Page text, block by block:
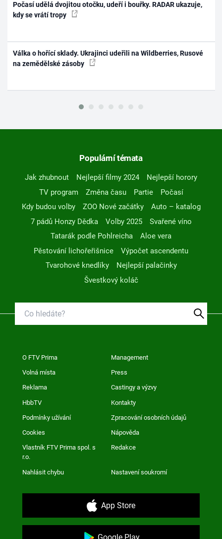
Počasí udělá dvojitou otočku, udeří i bouřky. RADAR ukazuje,
kdy se vrátí tropy
Válka o hořící sklady. Ukrajinci udeřili na Wildberries, Rusové
na zemědělské zásoby
Populární témata
Jak zhubnout Nejlepší filmy 2024
Nejlepší horory
TV program
Změna času Partie
Počasí
Kdy budou volby
ZOO Nové začátky
Auto – katalog
7 pádů Honzy Dědka
Volby 2025
Svařené víno
Tatarák podle Pohlreicha
Aloe vera
Pěstování lichořeřišnice
Výpočet ascendentu
Tvarohové knedlíky
Nejlepší palačinky
Švestkový koláč
O FTV Prima Management
Volná místa Press
Reklama Castingy a výzvy
HbbTV Kontakty
Podmínky užívání Zpracování osobních údajů
Cookies Nápověda
Vlastník FTV Prima spol. s
r.o.
Redakce
Nahlásit chybu Nastavení soukromí
App Store